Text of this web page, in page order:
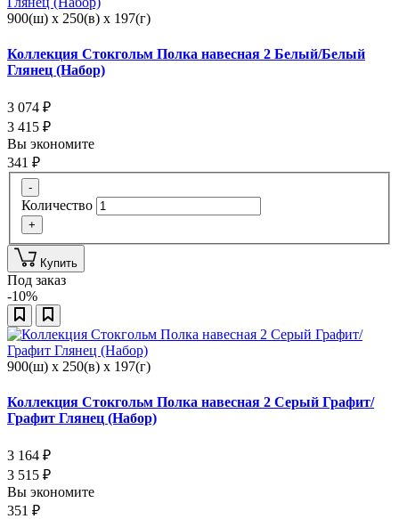
900(ш) x 250(в) x 197(г)
Коллекция Стокгольм Полка навесная 2 Белый/Белый
Глянец (Набор)
3 074 ₽
3 415 ₽
Вы экономите
341 ₽
-
Количество
+
Купить
Под заказ
-10%
900(ш) x 250(в) x 197(г)
Коллекция Стокгольм Полка навесная 2 Серый Графит/
Графит Глянец (Набор)
3 164 ₽
3 515 ₽
Вы экономите
351 ₽